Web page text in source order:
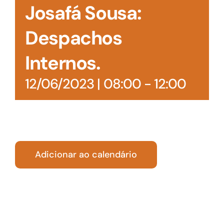
Josafá Sousa:
Despachos
Internos.
12/06/2023 | 08:00- 12:00
Adicionar ao calendário